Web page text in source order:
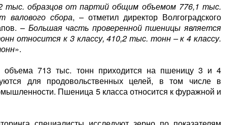
тыс. образцов от партий общим объемом 776,1 тыс.
валового сбора, – отметил директор Волгоградского
– Большая часть проверенной пшеницы является
относится к 3 классу, 410,2 тыс. тонн – к 4 классу.
».
объема 713 тыс. тонн приходится на пшеницу 3 и 4
для продовольственных целей, в том числе в
Пшеница 5 класса относится к фуражной и